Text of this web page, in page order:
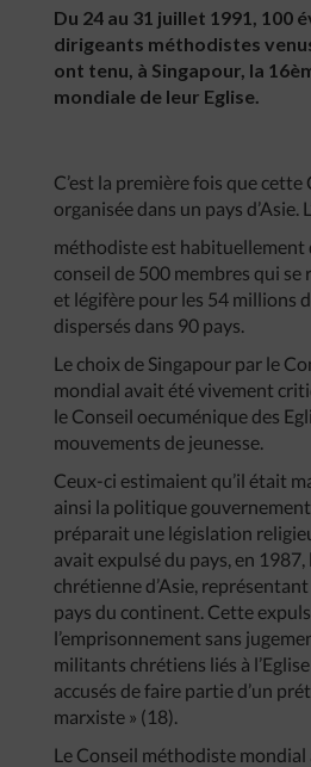
Du 24 au 31 juillet 1991, 100
dirigeants méthodistes
ont tenu, à Singapour, la
mondiale de leur Eglise.
C’est la première fois que
organisée dans un pays d’Asie.
méthodiste est habituellement
conseil de 500 membres qui se
et légifère pour les 54 millions
dispersés dans 90 pays.
Le choix de Singapour par le
mondial avait été vivement
le Conseil oecuménique des
mouvements de jeunesse.
Ceux-ci estimaient qu’il était
ainsi la politique
préparait une législation
avait expulsé du pays, en
chrétienne d’Asie,
pays du continent. Cette
l’emprisonnement sans
militants chrétiens liés à
accusés de faire partie d’un
marxiste » (18).
Le Conseil méthodiste mondial